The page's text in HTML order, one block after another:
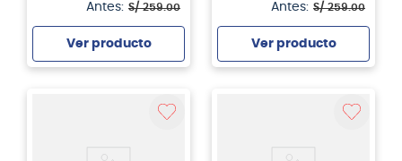
Antes: S/ 259.00
Ver producto
Antes: S/ 259.00
Ver producto